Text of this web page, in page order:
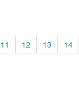
11 12 13 14